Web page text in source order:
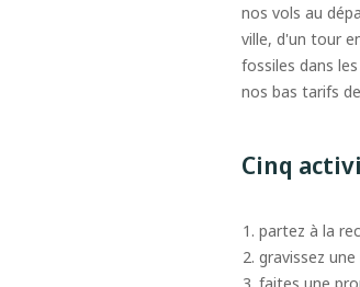
nos vols au
ville, d'un tour
fossiles dans
nos bas tarifs
Cinq
partez à la
gravissez
faites une